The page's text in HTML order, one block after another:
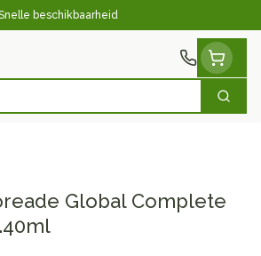
beschikbaarheid
Zoek
Global Complete